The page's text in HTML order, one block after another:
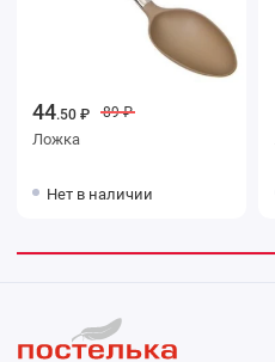
44.50 ₽ 89 ₽
Ложка
Нет в наличии